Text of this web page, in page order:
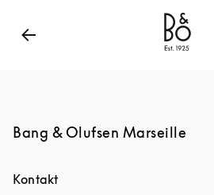
Bang & Olufsen -
Bang & Olufsen Marseille
Kontakt